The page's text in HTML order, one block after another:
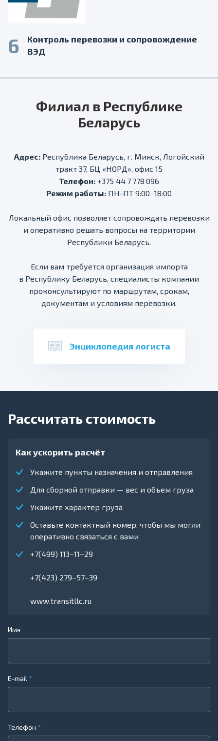
6
Контроль перевозки и сопровождение
ВЭД
Филиал в Республике
Беларусь
Адрес:Республика Беларусь, г. Минск, Логойский
тракт 37, БЦ «НОРД», офис 15
Телефон: +375 44 7 778 096
Режим работы: ПН-ПТ 9:00−18:00
Локальный офис позволяет сопровождать перевозки
и оперативно решать вопросы на территории
Республики Беларусь.
Если вам требуется организация импорта
в Республику Беларусь, специалисты компании
проконсультируют по маршрутам, срокам,
документам и условиям перевозки.
Энциклопедия логиста
Рассчитать стоимость
Имя
E-mail
Телефон
Как ускорить расчёт
Укажите пункты назначения и отправления
Для сборной отправки — вес и объем груза
Укажите характер груза
Оставьте контактный номер, чтобы мы могли
оперативно связаться с вами
+7(499) 113−11−29
+7(423) 279−57−39
www.transitllc.ru